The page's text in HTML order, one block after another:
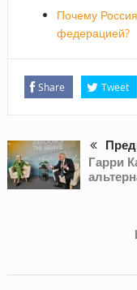
Почему
федерацией?
Share Tweet
Гарри